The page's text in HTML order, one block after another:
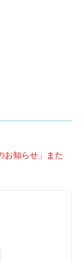
お知らせ」また